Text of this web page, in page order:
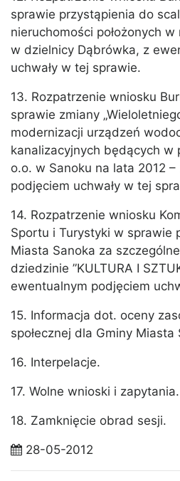
sprawie przystąpienia do
nieruchomości położonych
w dzielnicy Dąbrówka, z
uchwały w tej sprawie.
13. Rozpatrzenie wniosku
sprawie zmiany
modernizacji urządzeń
kanalizacyjnych będących w
o.o. w Sanoku na lata 2012
podjęciem uchwały w tej
14. Rozpatrzenie wniosku
Sportu i Turystyki w sprawie
Miasta Sanoka za
dziedzinie ”KULTURA I
ewentualnym podjęciem
15. Informacja dot. oceny
społecznej dla Gminy Miasta
16. Interpelacje.
17. Wolne wnioski i zapytania.
18. Zamknięcie obrad sesji.
28-05-2012